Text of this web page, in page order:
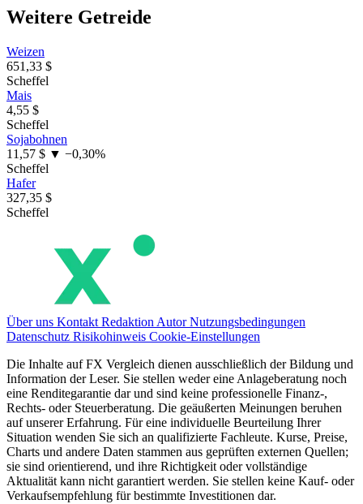
Weitere Getreide
Weizen
651,33 $
Scheffel
Mais
4,55 $
Scheffel
Sojabohnen
11,57 $ ▼ −0,30%
Scheffel
Hafer
327,35 $
Scheffel
Über uns Kontakt Redaktion AutorNutzungsbedingungen
Datenschutz Risikohinweis Cookie-Einstellungen
Die Inhalte auf FX Vergleich dienen ausschließlich der Bildung und
Information der Leser. Sie stellen weder eine Anlageberatung noch
eine Renditegarantie dar und sind keine professionelle Finanz-,
Rechts- oder Steuerberatung. Die geäußerten Meinungen beruhen
auf unserer Erfahrung. Für eine individuelle Beurteilung Ihrer
Situation wenden Sie sich an qualifizierte Fachleute. Kurse, Preise,
Charts und andere Daten stammen aus geprüften externen Quellen;
sie sind orientierend, und ihre Richtigkeit oder vollständige
Aktualität kann nicht garantiert werden. Sie stellen keine Kauf- oder
Verkaufsempfehlung für bestimmte Investitionen dar.